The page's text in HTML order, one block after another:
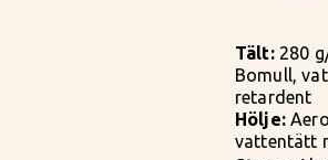
Tält:280
Bomull,
retardent
Hölje:
vattentätt